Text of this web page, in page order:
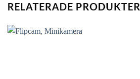
RELATERADE PRODUKTER